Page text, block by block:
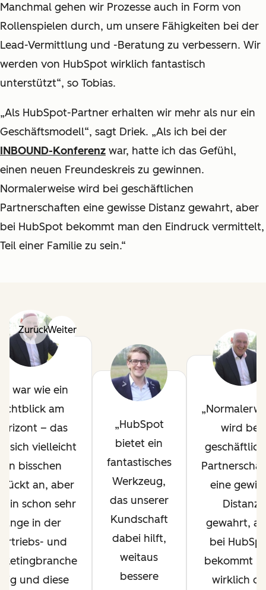
Manchmal gehen wir Prozesse auch in Form von
Rollenspielen durch, um unsere Fähigkeiten bei der
Lead-Vermittlung und -Beratung zu verbessern. Wir
werden von HubSpot wirklich fantastisch
unterstützt“, so Tobias.
„Als HubSpot-Partner erhalten wir mehr als nur ein
Geschäftsmodell“, sagt Driek. „Als ich bei der
INBOUND-Konferenz war, hatte ich das Gefühl,
einen neuen Freundeskreis zu gewinnen.
Normalerweise wird bei geschäftlichen
Partnerschaften eine gewisse Distanz gewahrt, aber
bei HubSpot bekommt man den Eindruck vermittelt,
Teil einer Familie zu sein.“
ZurückWeiter
war wie ein
am
– das
sich vielleicht
ein bisschen
an, aber
bin schon sehr
lange in der
und
und diese
HubSpot
bietet ein
fantastisches
Werkzeug,
das unserer
Kundschaft
dabei hilft,
weitaus
bessere
wird bei
eine
Distanz
gewahrt,
bei
bekommt
wirklich